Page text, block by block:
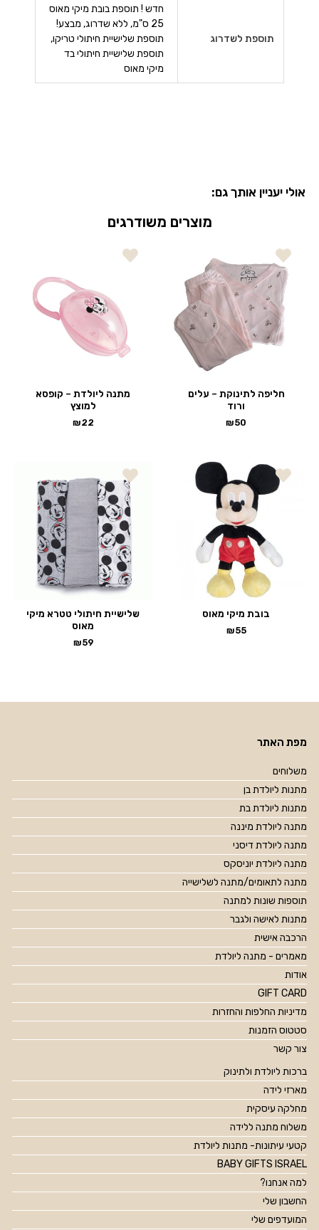
תוספת לשדרוג
חדש ! תוספת בובת מיקי מאוס
25 ס"מ, ללא שדרוג, מבצע!
תוספת שלישיית חיתולי טריקו,
תוספת שלישיית חיתולי בד
מיקי מאוס
אולי יעניין אותך גם:
מוצרים משודרגים
חליפה לתינוקת – עלים
ורוד
₪50
מתנה ליולדת – קופסא
למוצץ
₪22
בובת מיקי מאוס
₪55
שלישיית חיתולי טטרא מיקי
מאוס
₪59
מפת האתר
משלוחים
מתנות ליולדת בן
מתנות ליולדת בת
מתנה ליולדת מיננה
מתנה ליולדת דיסני
מתנה ליולדת יוניסקס
מתנה לתאומים/מתנה לשלישייה
תוספות שונות למתנה
מתנות לאישה ולגבר
הרכבה אישית
מאמרים - מתנה ליולדת
אודות
GIFT CARD
מדיניות החלפות והחזרות
סטטוס הזמנות
צור קשר
ברכות ליולדת ולתינוק
מארזי לידה
מחלקה עיסקית
משלוח מתנה ללידה
קטעי עיתונות- מתנות ליולדת
BABY GIFTS ISRAEL
למה אנחנו?
החשבון שלי
המועדפים שלי